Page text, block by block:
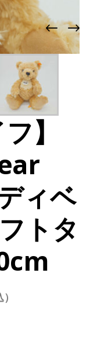
】
ィベ
トタ